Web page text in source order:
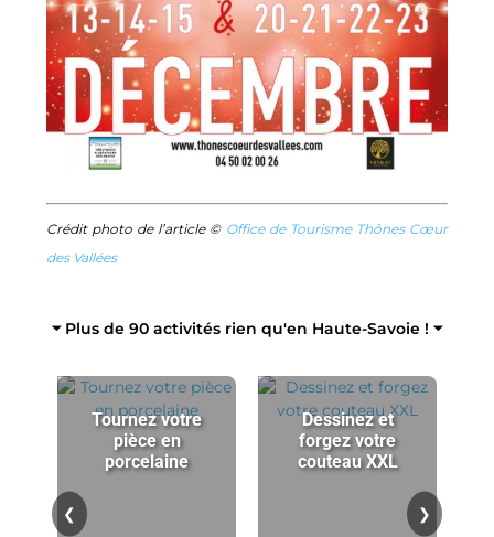
Crédit photo de l’article © Office de Tourisme Thônes Cœur
des Vallées
⏷ Plus de 90 activités rien qu'en Haute-Savoie ! ⏷
Tournez votre
pièce en
porcelaine
Dessinez et
forgez votre
couteau XXL
❮ ❯